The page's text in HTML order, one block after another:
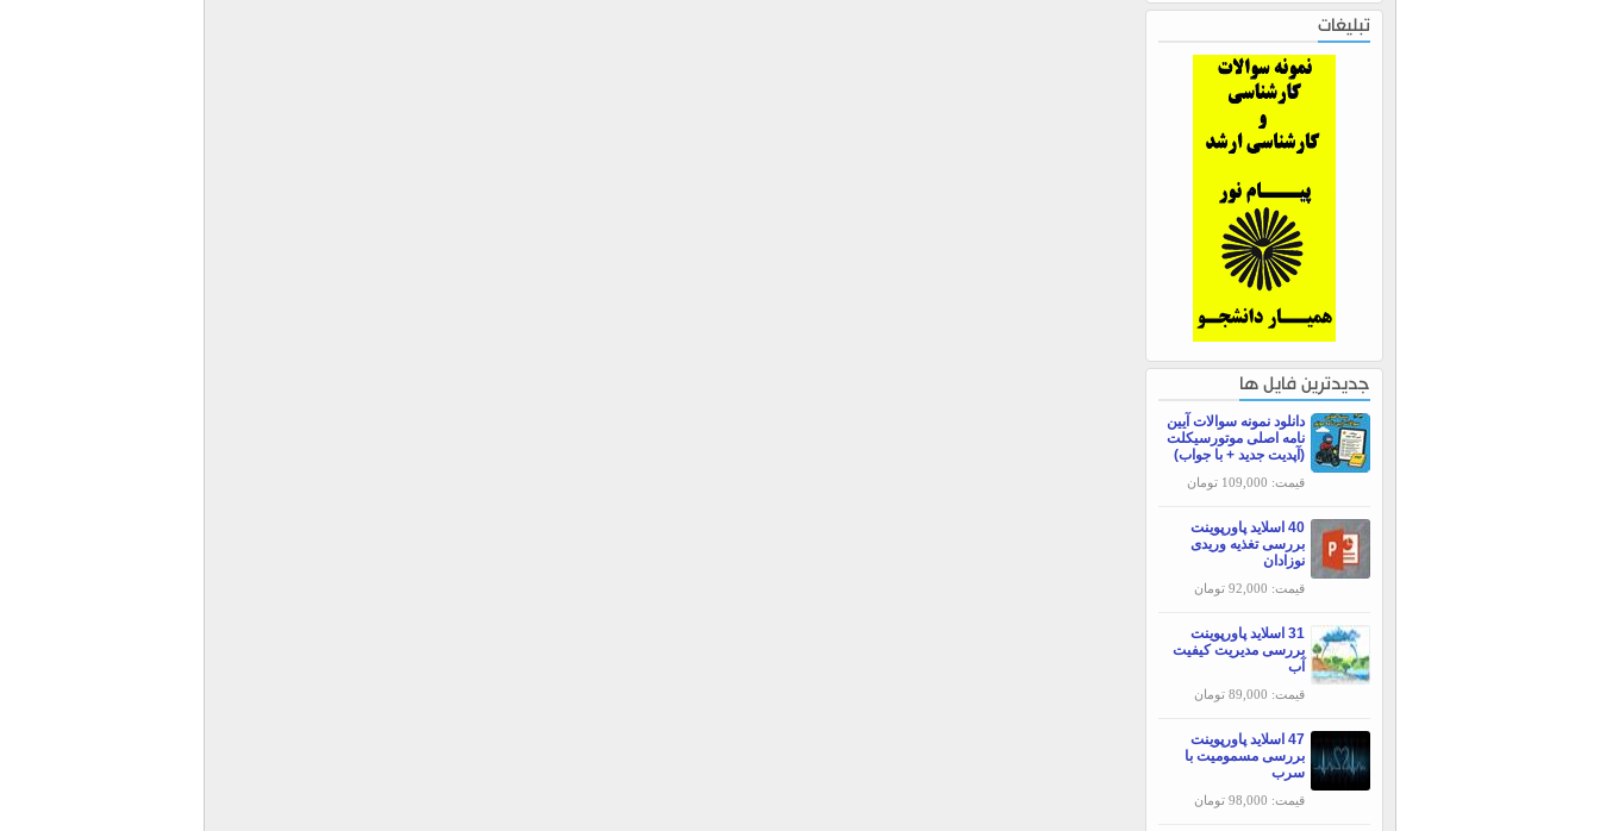
تبلیغات
جدیدترین فایل ها
دانلود نمونه سوالات آیین
نامه اصلی موتورسیکلت
(آپدیت جدید + با جواب)
قیمت: 109,000 تومان
40 اسلاید پاورپوینت
بررسی تغذیه وریدی
نوزادان
قیمت: 92,000 تومان
31 اسلاید پاورپوینت
بررسی مديريت كيفيت
آب
قیمت: 89,000 تومان
47 اسلاید پاورپوینت
بررسی مسمومیت با
سرب
قیمت: 98,000 تومان